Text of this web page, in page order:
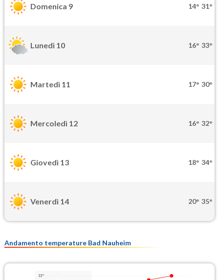
Domenica 9 14° 31°
Lunedì 10 16° 33°
Martedì 11 17° 30°
Mercoledì 12 16° 32°
Giovedì 13 18° 34°
Venerdì 14 20° 35°
Andamento temperature Bad Nauheim
33°